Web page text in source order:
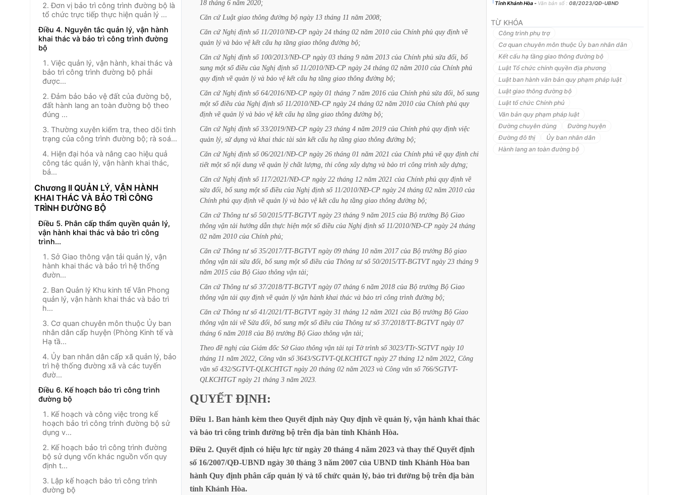
2. Đơn vị bảo trì công trình đường bộ là
tổ chức trực tiếp thực hiện quản lý ...
Điều 4. Nguyên tắc quản lý, vận hành
khai thác và bảo trì công trình đường
bộ
1. Việc quản lý, vận hành, khai thác và
bảo trì công trình đường bộ phải
được...
2. Đảm bảo bảo vệ đất của đường bộ,
đất hành lang an toàn đường bộ theo
đúng ...
3. Thường xuyên kiểm tra, theo dõi tình
trạng của công trình đường bộ; rà soá...
4. Hiện đại hóa và nâng cao hiệu quả
công tác quản lý, vận hành khai thác,
bả...
Chương II QUẢN LÝ, VẬN HÀNH
KHAI THÁC VÀ BẢO TRÌ CÔNG
TRÌNH ĐƯỜNG BỘ
Điều 5. Phân cấp thẩm quyền quản lý,
vận hành khai thác và bảo trì công
trình...
1. Sở Giao thông vận tải quản lý, vận
hành khai thác và bảo trì hệ thống
đườn...
2. Ban Quản lý Khu kinh tế Vân Phong
quản lý, vận hành khai thác và bảo trì
h...
3. Cơ quan chuyên môn thuộc Ủy ban
nhân dân cấp huyện (Phòng Kinh tế và
Hạ tầ...
4. Ủy ban nhân dân cấp xã quản lý, bảo
trì hệ thống đường xã và các tuyến
đườ...
Điều 6. Kế hoạch bảo trì công trình
đường bộ
1. Kế hoạch và công việc trong kế
hoạch bảo trì công trình đường bộ sử
dụng v...
2. Kế hoạch bảo trì công trình đường
bộ sử dụng vốn khác nguồn vốn quy
định t...
3. Lập kế hoạch bảo trì công trình
đường bộ
18 tháng 6 năm 2020;
Căn cứ Luật giao thông đường bộ ngày 13 tháng 11 năm 2008;
Căn cứ Nghị định số 11/2010/NĐ-CP ngày 24 tháng 02 năm 2010 của Chính phủ quy định về
quản lý và bảo vệ kết cấu hạ tầng giao thông đường bộ;
Căn cứ Nghị định số 100/2013/NĐ-CP ngày 03 tháng 9 năm 2013 của Chính phủ sửa đổi, bổ
sung một số điều của Nghị định số 11/2010/NĐ-CP ngày 24 tháng 02 năm 2010 của Chính phủ
quy định về quản lý và bảo vệ kết cấu hạ tầng giao thông đường bộ;
Căn cứ Nghị định số 64/2016/NĐ-CP ngày 01 tháng 7 năm 2016 của Chính phủ sửa đổi, bổ sung
một số điều của Nghị định số 11/2010/NĐ-CP ngày 24 tháng 02 năm 2010 của Chính phủ quy
định về quản lý và bảo vệ kết cấu hạ tầng giao thông đường bộ;
Căn cứ Nghị định số 33/2019/NĐ-CP ngày 23 tháng 4 năm 2019 của Chính phủ quy định việc
quản lý, sử dụng và khai thác tài sản kết cấu hạ tầng giao thông đường bộ;
Căn cứ Nghị định số 06/2021/NĐ-CP ngày 26 tháng 01 năm 2021 của Chính phủ về quy định chi
tiết một số nội dung về quản lý chất lượng, thi công xây dựng và bảo trì công trình xây dựng;
Căn cứ Nghị định số 117/2021/NĐ-CP ngày 22 tháng 12 năm 2021 của Chính phủ quy định về
sửa đổi, bổ sung một số điều của Nghị định số 11/2010/NĐ-CP ngày 24 tháng 02 năm 2010 của
Chính phủ quy định về quản lý và bảo vệ kết cấu hạ tầng giao thông đường bộ;
Căn cứ Thông tư số 50/2015/TT-BGTVT ngày 23 tháng 9 năm 2015 của Bộ trưởng Bộ Giao
thông vận tải hướng dẫn thực hiện một số điều của Nghị định số 11/2010/NĐ-CP ngày 24 tháng
02 năm 2010 của Chính phủ;
Căn cứ Thông tư số 35/2017/TT-BGTVT ngày 09 tháng 10 năm 2017 của Bộ trưởng Bộ giao
thông vận tải sửa đổi, bổ sung một số điều của Thông tư số 50/2015/TT-BGTVT ngày 23 tháng 9
năm 2015 của Bộ Giao thông vận tải;
Căn cứ Thông tư số 37/2018/TT-BGTVT ngày 07 tháng 6 năm 2018 của Bộ trưởng Bộ Giao
thông vận tải quy định về quản lý vận hành khai thác và bảo trì công trình đường bộ;
Căn cứ Thông tư số 41/2021/TT-BGTVT ngày 31 tháng 12 năm 2021 của Bộ trưởng Bộ Giao
thông vận tải về Sửa đổi, bổ sung một số điều của Thông tư số 37/2018/TT-BGTVT ngày 07
tháng 6 năm 2018 của Bộ trưởng Bộ Giao thông vận tải;
Theo đề nghị của Giám đốc Sở Giao thông vận tải tại Tờ trình số 3023/TTr-SGTVT ngày 10
tháng 11 năm 2022, Công văn số 3643/SGTVT-QLKCHTGT ngày 27 tháng 12 năm 2022, Công
văn số 432/SGTVT-QLKCHTGT ngày 20 tháng 02 năm 2023 và Công văn số 766/SGTVT-
QLKCHTGT ngày 21 tháng 3 năm 2023.
QUYẾT ĐỊNH:
Điều 1. Ban hành kèm theo Quyết định này Quy định về quản lý, vận hành khai thác
và bảo trì công trình đường bộ trên địa bàn tỉnh Khánh Hòa.
Điều 2. Quyết định có hiệu lực từ ngày 20 tháng 4 năm 2023 và thay thế Quyết định
số 16/2007/QĐ-UBND ngày 30 tháng 3 năm 2007 của UBND tỉnh Khánh Hòa ban
hành Quy định phân cấp quản lý và tổ chức quản lý, bảo trì đường bộ trên địa bàn
tỉnh Khánh Hòa.
Tỉnh Khánh Hòa- Văn bản số : 08/2023/QĐ-UBND
TỪ KHÓA
Công trình phụ trợ
Cơ quan chuyên môn thuộc Ủy ban nhân dân
Kết cấu hạ tầng giao thông đường bộ
Luật Tổ chức chính quyền địa phương
Luật ban hành văn bản quy phạm pháp luật
Luật giao thông đường bộ
Luật tổ chức Chính phủ
Văn bản quy phạm pháp luật
Đường chuyên dùng
Đường huyện
Đường đô thị
Ủy ban nhân dân
Hành lang an toàn đường bộ